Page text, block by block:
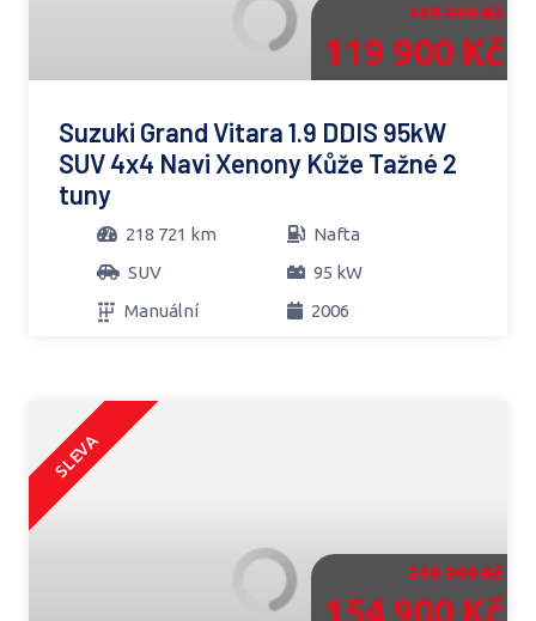
139 900 Kč
119 900 Kč
Suzuki Grand Vitara 1.9 DDIS 95kW
SUV 4x4 Navi Xenony Kůže Tažné 2
tuny
218 721 km
Nafta
SUV
95 kW
Manuální
2006
SLEVA
219 900 Kč
154 900 Kč